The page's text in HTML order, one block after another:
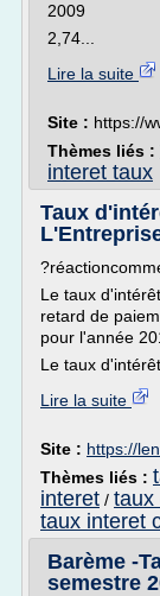
2009
2,74...
Lire la suite
Site : https://
Thèmes liés :
interet taux
Taux
Le taux
retard de
pour l'année
Le taux
Lire la suite
Site : https://
Thèmes liés :
interet / taux
taux interet
Barème -
semestre